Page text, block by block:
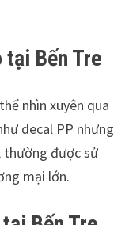
tại Bến Tre
nhìn xuyên qua
decal PP nhưng
thường được sử
mại lớn.